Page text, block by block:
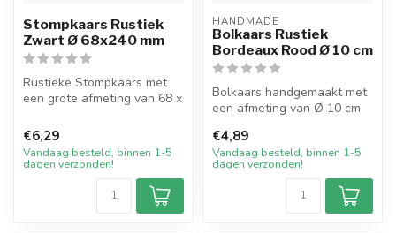
Stompkaars Rustiek
Zwart Ø 68x240 mm
Rustieke Stompkaars met
een grote afmeting van 68 x
De...
€6,29
Vandaag besteld, binnen 1-5
dagen verzonden!
HANDMADE
Bolkaars Rustiek
Bordeaux Rood Ø 10 cm
Bolkaars handgemaakt met
een afmeting van Ø 10 cm
De ...
€4,89
Vandaag besteld, binnen 1-5
dagen verzonden!